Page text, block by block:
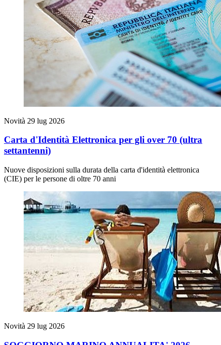
Novità 29 lug 2026
Carta d'Identità Elettronica per gli over 70 (ultra
settantenni)
Nuove disposizioni sulla durata della carta d'identità elettronica
(CIE) per le persone di oltre 70 anni
Novità 29 lug 2026